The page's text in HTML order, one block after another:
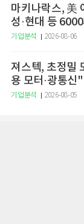
마키나락스, 美
성·현대 등
기업분석 2026-08-06
져스텍, 초정밀
용 모터·광통신
기업분석 2026-08-05